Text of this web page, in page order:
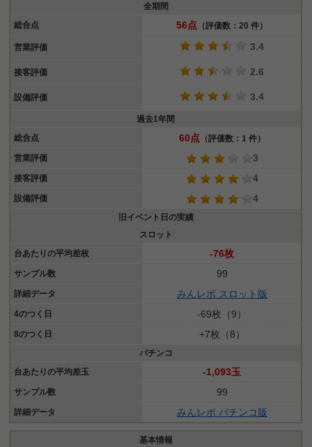
全期間
総合点
56点 （評価数：20 件）
営業評価 3.4
接客評価 2.6
設備評価 3.4
過去1年間
総合点
60点 （評価数：1 件）
営業評価
3
接客評価 4
設備評価 4
旧イベント日の実績
スロット
台あたりの平均差枚
-76枚
サンプル数 99
詳細データ みんレポ スロット版
4のつく日 -69枚（9）
8のつく日 +7枚（8）
パチンコ
台あたりの平均差玉
-1,093玉
サンプル数 99
詳細データ みんレポ パチンコ版
基本情報